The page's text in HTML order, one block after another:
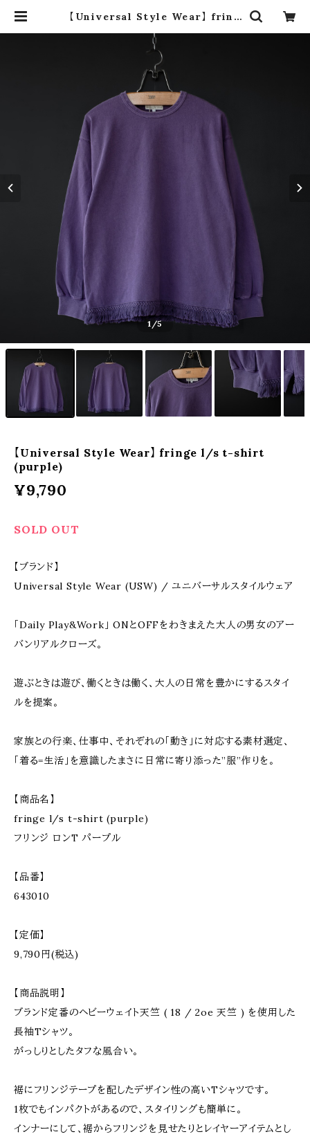
【Universal Style Wear】 fring
ro
1 /5
【Universal Style Wear】 fringe l/s t-shirt
(purple)
¥9,790
SOLD OUT
【ブランド】
Universal Style Wear (USW) / ユニバーサルスタイルウェア
「Daily Play&Work」 ONとOFFをわきまえた大人の男女のアー
バンリアルクローズ。
遊ぶときは遊び、働くときは働く、大人の日常を豊かにするスタイ
ルを提案。
家族との行楽、仕事中、それぞれの「動き」に対応する素材選定、
「着る=生活」を意識したまさに日常に寄り添った”服”作りを。
【商品名】
fringe l/s t-shirt (purple)
フリンジ ロンT パープル
【品番】
643010
【定価】
9,790円(税込)
【商品説明】
ブランド定番のヘビーウェイト天竺 ( 18 / 2oe 天竺 ) を使用した
長袖Tシャツ。
がっしりとしたタフな風合い。
裾にフリンジテープを配したデザイン性の高いTシャツです。
1枚でもインパクトがあるので、スタイリングも簡単に。
インナーにして、裾からフリンジを見せたりとレイヤーアイテムとし